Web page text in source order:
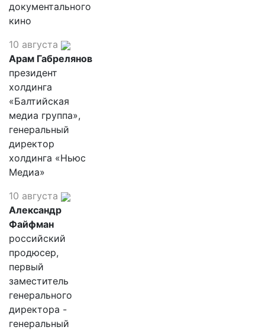
документального
кино
10 августа
Арам Габрелянов
президент
холдинга
«Балтийская
медиа группа»,
генеральный
директор
холдинга «Ньюс
Медиа»
10 августа
Александр
Файфман
российский
продюсер,
первый
заместитель
генерального
директора -
генеральный